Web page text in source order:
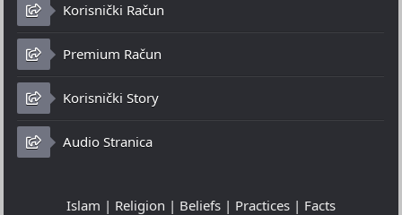
Korisnički Račun
Premium Račun
Korisnički Story
Audio Stranica
Islam | Religion | Beliefs | Practices | Facts